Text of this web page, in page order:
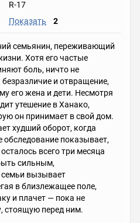
R-17
Показать 2
семьянин, переживающий
Хотя его частые
боль, ничто не
и отвращение,
его жена и дети. Несмотря
утешение в Ханако,
он принимает в свой дом.
худший оборот, когда
показывает,
всего три месяца
сильным,
семьи вызывает
в близлежащее поле,
и плачет — пока не
стоящую перед ним.